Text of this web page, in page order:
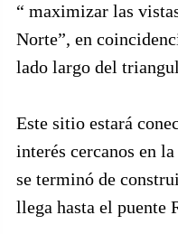
“ maximizar las
Norte”, en
lado largo del
Este sitio estará
interés cercanos en
se terminó de
llega hasta el puente